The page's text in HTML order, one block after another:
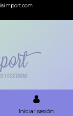
Iniciar sesión